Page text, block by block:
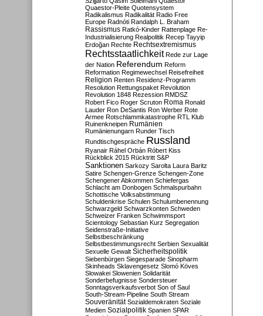
Quaestor-Pleite Quotensystem
Radikalismus Radikalität Radio Free
Europe Radnóti Randalph L. Braham
Rassismus Ratkó-Kinder Rattenplage Re-
Industrialisierung Realpolitik Recep Tayyip
Erdoğan Rechte Rechtsextremismus
Rechtsstaatlichkeit Rede zur Lage
der Nation Referendum Reform
Reformation Regimewechsel Reisefreiheit
Religion Renten Residenz-Programm
Resolution Rettungspaket Revolution
Revolution 1848 Rezession RMDSZ
Robert Fico Roger Scruton Roma Ronald
Lauder Ron DeSantis Ron Werber Rote
Armee Rotschlammkatastrophe RTL Klub
Ruinenkneipen Rumänien
Rumänienungarn Runder Tisch
Rundtischgespräche Russland
Ryanair Ráhel Orbán Róbert Kiss
Rückblick 2015 Rücktritt S&P
Sanktionen Sarkozy Sarolta Laura Baritz
Satire Schengen-Grenze Schengen-Zone
Schengener Abkommen Schiefergas
Schlacht am Donbogen Schmalspurbahn
Schottische Volksabstimmung
Schuldenkrise Schulen Schulumbenennung
Schwarzgeld Schwarzkonten Schweden
Schweizer Franken Schwimmsport
Scientology Sebastian Kurz Segregation
Seidenstraße-Initiative
Selbstbeschränkung
Selbstbestimmungsrecht Serbien Sexualität
Sexuelle Gewalt Sicherheitspolitik
Siebenbürgen Siegesparade Sinopharm
Skinheads Sklavengesetz Slomó Köves
Slowakei Slowenien Solidarität
Sonderbefugnisse Sondersteuer
Sonntagsverkaufsverbot Son of Saul
South-Stream-Pipeline South Stream
Souveränität Sozialdemokraten Soziale
Medien Sozialpolitik Spanien SPAR